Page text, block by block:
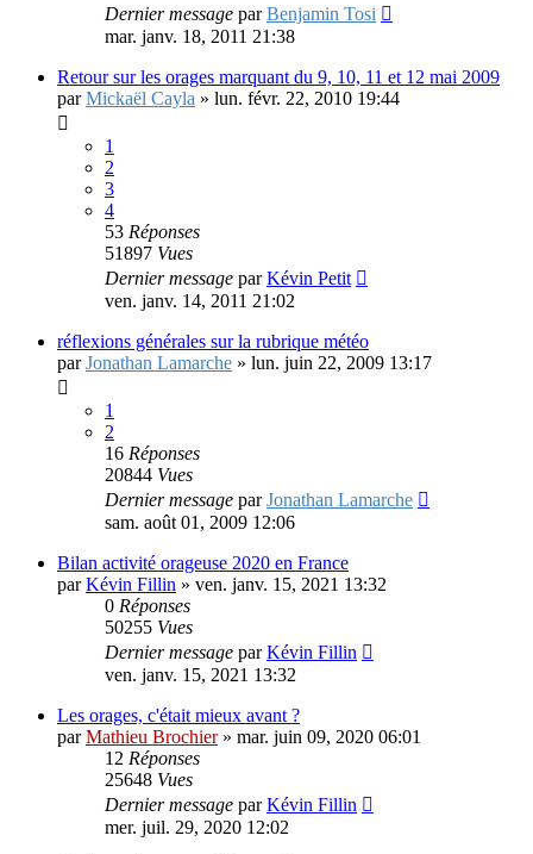
Dernier message parBenjamin Tosi
mar. janv. 18, 2011 21:38
Retour sur les orages marquant du 9, 10, 11 et 12 mai 2009
parMickaël Cayla » lun. févr. 22, 2010 19:44
1
2
3
4
53 Réponses
51897 Vues
Dernier message parKévin Petit
ven. janv. 14, 2011 21:02
réflexions générales sur la rubrique météo
parJonathan Lamarche » lun. juin 22, 2009 13:17
1
2
16 Réponses
20844 Vues
Dernier message parJonathan Lamarche
sam. août 01, 2009 12:06
Bilan activité orageuse 2020 en France
parKévin Fillin » ven. janv. 15, 2021 13:32
0 Réponses
50255 Vues
Dernier message parKévin Fillin
ven. janv. 15, 2021 13:32
Les orages, c'était mieux avant ?
parMathieu Brochier» mar. juin 09, 2020 06:01
12 Réponses
25648 Vues
Dernier message parKévin Fillin
mer. juil. 29, 2020 12:02